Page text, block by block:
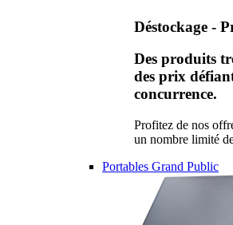
Déstockage -
Des produits
des prix
concurrence.
Profitez de nos
un nombre limité
Portables Grand Public